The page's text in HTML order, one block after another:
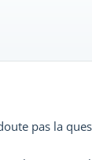
pas la